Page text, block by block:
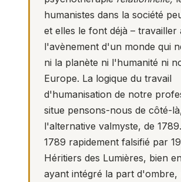
humanistes dans la société
et elles le font déjà – travailler
l'avènement d'un monde qui
ni la planète ni l'humanité ni
Europe. La logique du travail
d'humanisation de notre
situe pensons-nous de côté-
l'alternative valmyste, de
1789 rapidement falsifié par
Héritiers des Lumières, bien
ayant intégré la part d'ombre,